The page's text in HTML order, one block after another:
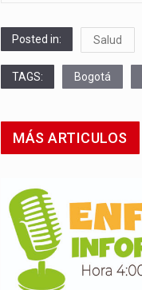
Posted in: Salud
TAGS: Bogotá
MÁS ARTICULOS